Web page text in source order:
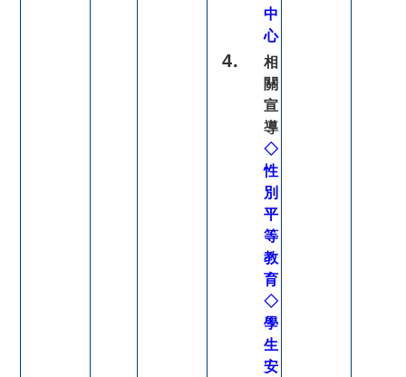
中
心
相
關
宣
導
◇
性
別
平
等
教
育
◇
學
生
安